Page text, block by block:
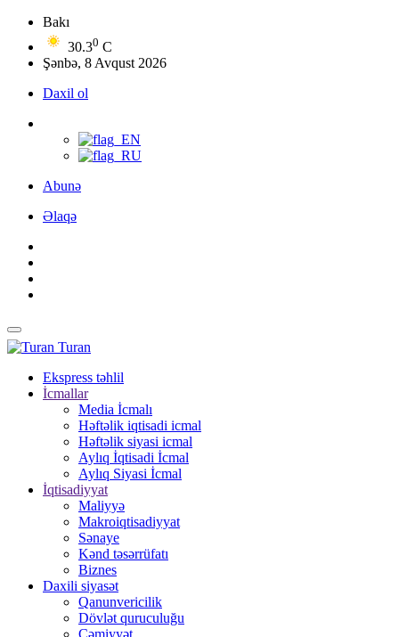
Bakı
30.30 C
Şənbə, 8 Avqust 2026
Daxil ol
Abunə
Əlaqə
Turan
Ekspress təhlil
İcmallar
Media İcmalı
Həftəlik iqtisadi icmal
Həftəlik siyasi icmal
Aylıq İqtisadi İcmal
Aylıq Siyasi İcmal
İqtisadiyyat
Maliyyə
Makroiqtisadiyyat
Sənaye
Kənd təsərrüfatı
Biznes
Daxili siyasət
Qanunvericilik
Dövlət quruculuğu
Cəmiyyət